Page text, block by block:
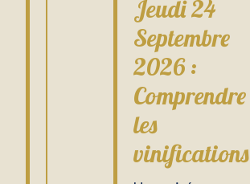
Jeudi 24
Septembre
2026 :
Comprendre
les
vinifications